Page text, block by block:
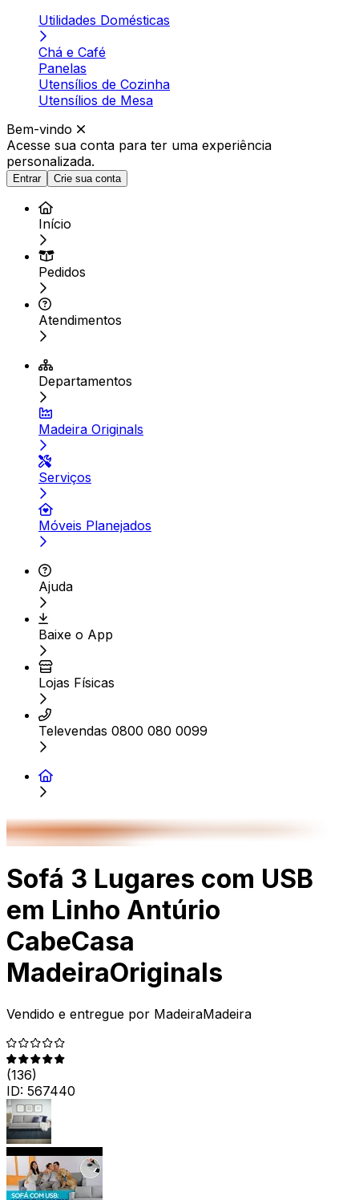
Utilidades Domésticas
Chá e Café
Panelas
Utensílios de Cozinha
Utensílios de Mesa
Bem-vindo
Acesse sua conta para ter uma experiência
personalizada.
Entrar Crie sua conta
Início
Pedidos
Atendimentos
Departamentos
Madeira Originals
Serviços
Móveis Planejados
Ajuda
Baixe o App
Lojas Físicas
Televendas 0800 080 0099
Sofá 3 Lugares com USB
em Linho Antúrio
CabeCasa
MadeiraOriginals
Vendido e entregue por MadeiraMadeira
(136)
ID: 567440